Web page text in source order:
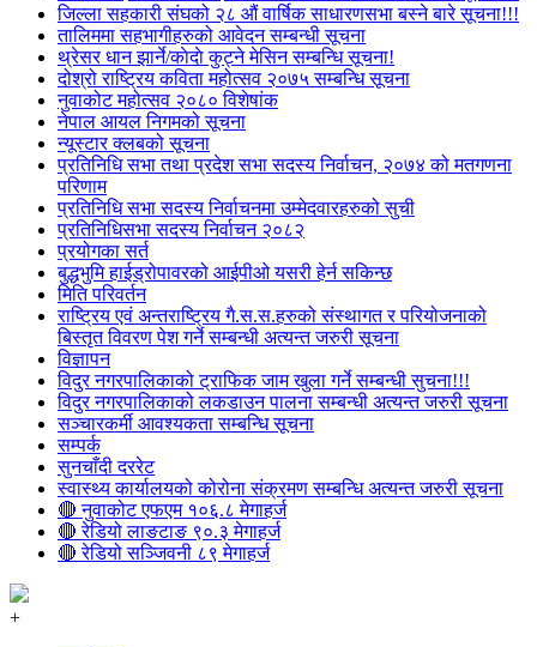
जिल्ला सहकारी संघको २८ औं वार्षिक साधारणसभा बस्ने बारे सूचना!!!
तालिममा सहभागीहरुको आवेदन सम्बन्धी सूचना
थ्रेसर धान झार्ने/काेदाे कुट्ने मेसिन सम्बन्धि सूचना!
दोश्रो राष्ट्रिय कविता महोत्सव २०७५ सम्बन्धि सूचना
नुवाकोट महोत्सव २०८० विशेषांक
नेपाल आयल निगमको सूचना
न्यूस्टार क्लबको सूचना
प्रतिनिधि सभा तथा प्रदेश सभा सदस्य निर्वाचन, २०७४ को मतगणना
परिणाम
प्रतिनिधि सभा सदस्य निर्वाचनमा उम्मेदवारहरुको सुची
प्रतिनिधिसभा सदस्य निर्वाचन २०८२
प्रयोगका सर्त
बुद्धभुमि हाईड्रोपावरको आईपीओ यसरी हेर्न सकिन्छ
मिति परिवर्तन
राष्ट्रिय एवं अन्तराष्ट्रिय गै.स.स.हरुको संस्थागत र परियोजनाको
बिस्तृत विवरण पेश गर्ने सम्बन्धी अत्यन्त जरुरी सूचना
विज्ञापन
विदुर नगरपालिकाको ट्राफिक जाम खुला गर्ने सम्बन्धी सुचना!!!
विदुर नगरपालिकाको लकडाउन पालना सम्बन्धी अत्यन्त जरुरी सूचना
सञ्चारकर्मी आवश्यकता सम्बन्धि सूचना
सम्पर्क
सुनचाँदी दररेट
स्वास्थ्य कार्यालयको कोरोना संक्रमण सम्बन्धि अत्यन्त जरुरी सूचना
🔴 नुवाकोट एफएम १०६.८ मेगाहर्ज
🔴 रेडियो लाङटाङ ९०.३ मेगाहर्ज
🔴 रेडियो सञ्जिवनी ८९ मेगाहर्ज
+